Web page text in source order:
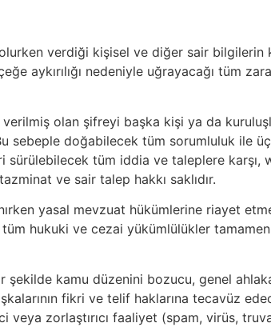
verdiği kişisel ve diğer sair bilgilerin
aykırılığı nedeniyle uğrayacağı tüm
olan şifreyi başka kişi ya da
sebeple doğabilecek tüm sorumluluk ile
sürülebilecek tüm iddia ve taleplere karşı,
ve sair talep hakkı saklıdır.
yasal mevzuat hükümlerine riayet
hukuki ve cezai yükümlülükler tamamen
kamu düzenini bozucu, genel ahlaka
fikri ve telif haklarına tecavüz
veya zorlaştırıcı faaliyet (spam, virüs,